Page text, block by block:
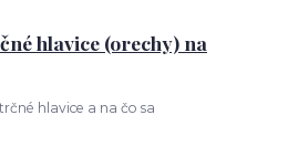
hlavice (orechy) na
hlavice a na čo sa